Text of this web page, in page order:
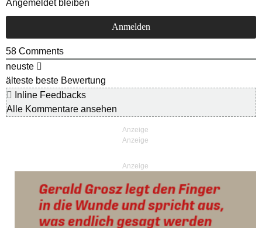
Angemeldet bleiben
58 Comments
neuste
älteste beste Bewertung
Inline Feedbacks
Alle Kommentare ansehen
Anzeige